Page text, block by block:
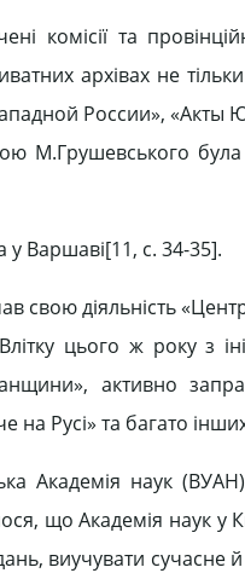
комісії та
архівах не тільки
Западной России»,
М.Грушевського
у Варшаві[11, c. 34-35].
свою діяльність
цього ж року з
активно
Русі» та багато
Академія наук
що Академія наук у
виучувати сучасне